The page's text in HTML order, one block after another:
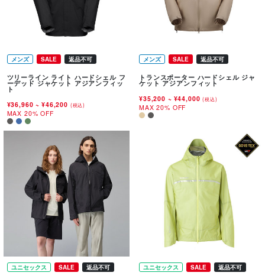
メンズ SALE 返品不可
ツリーライン ライト ハードシェル フ
ーデッド ジャケット アジアンフィッ
ト
¥36,960~ ¥46,200 (税込)
MAX 20% OFF
メンズ SALE 返品不可
トランスポーター ハードシェル ジャ
ケット アジアンフィット
¥35,200 ~ ¥44,000(税込)
MAX 20% OFF
ユニセックス SALE 返品不可 ユニセックス SALE 返品不可